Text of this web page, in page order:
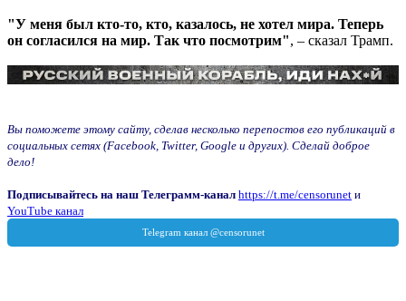
"У меня был кто-то, кто, казалось, не хотел мира. Теперь
он согласился на мир. Так что посмотрим", – сказал Трамп.
Вы поможете этому сайту, сделав несколько перепостов его публикаций в
социальных сетях (Facebook, Twitter, Google и других). Сделай доброе
дело!
Подписывайтесь на наш Телеграмм-канал https://t.me/censorunet и
YouTube канал